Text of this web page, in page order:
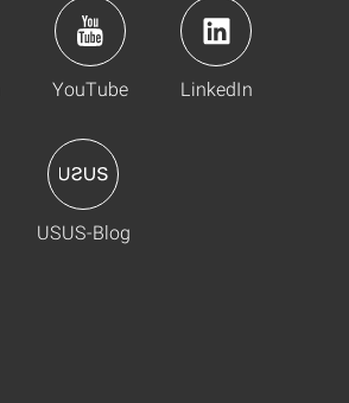
YouTube LinkedIn
USUS-Blog